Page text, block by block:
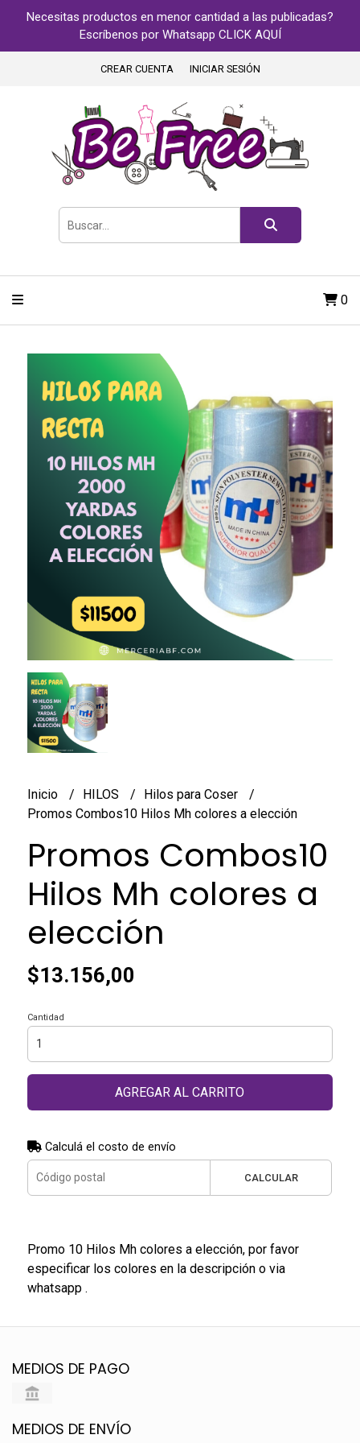
Necesitas productos en menor cantidad a las publicadas?
Escríbenos por Whatsapp CLICK AQUÍ
CREAR CUENTA INICIAR SESIÓN
0
Inicio HILOS
Hilos para Coser
Promos Combos10 Hilos Mh colores a elección
Promos Combos10
Hilos Mh colores a
elección
$13.156,00
Cantidad
AGREGAR AL CARRITO
Calculá el costo de envío
CALCULAR
Promo 10 Hilos Mh colores a elección, por favor
especificar los colores en la descripción o via
whatsapp .
MEDIOS DE PAGO
MEDIOS DE ENVÍO